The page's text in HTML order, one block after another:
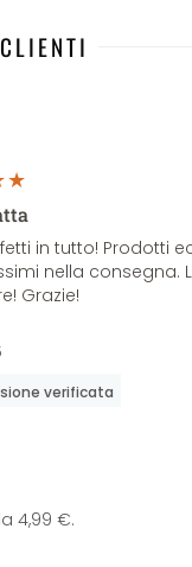
in tutto! Prodotti
nella consegna.
Grazie!
verificata
4,99 €.